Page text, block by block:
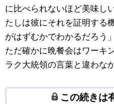
に比べられないほど美味し
たしは彼にそれを証明する
がはずむかでわかるだろう
ただ確かに晩餐会はワーキ
ラク大統領の言葉と違わな
この続きは